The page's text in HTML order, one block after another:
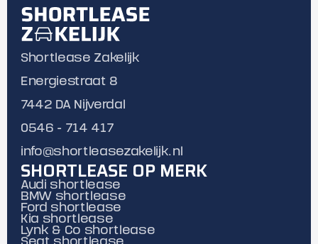
Shortlease Zakelijk
Energiestraat 8
7442 DA Nijverdal
0546 - 714 417
info@shortleasezakelijk.nl
SHORTLEASE OP MERK
Audi shortlease
BMW shortlease
Ford shortlease
Kia shortlease
Lynk & Co shortlease
Seat shortlease